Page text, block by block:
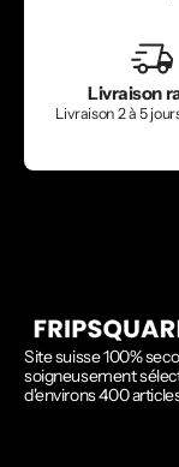
Livraison
Livraison 2 à 5
Site suisse 100%
soigneusement
d'environs 400